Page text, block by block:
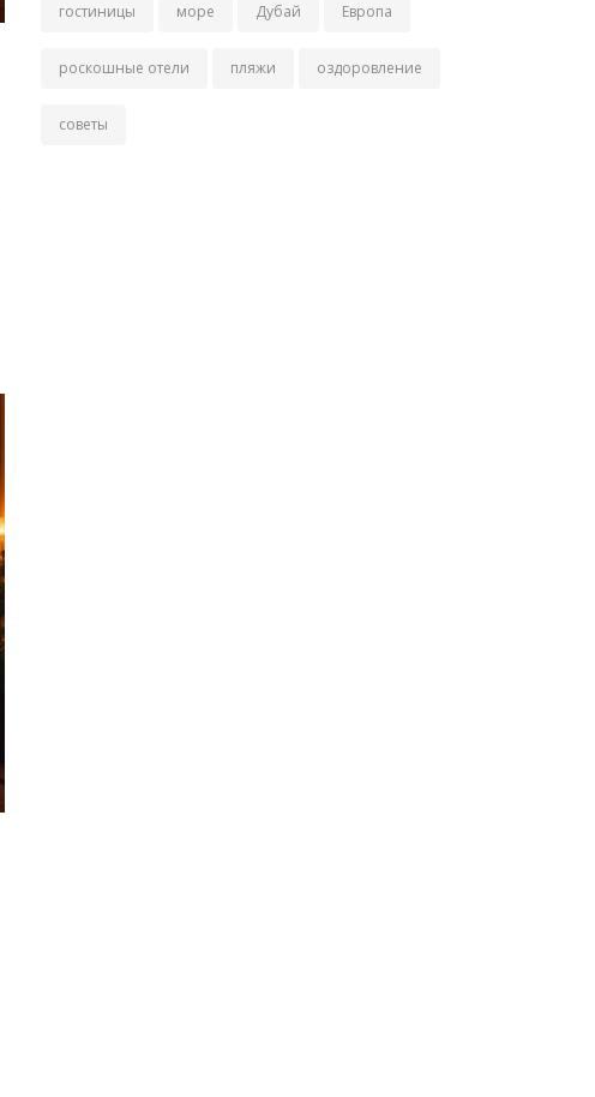
гостиницы море Дубай Европа
роскошные отели пляжи оздоровление
советы